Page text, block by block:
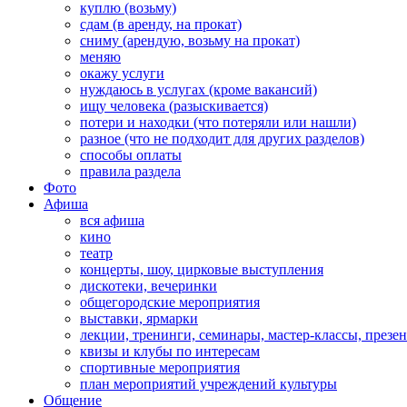
куплю (возьму)
сдам (в аренду, на прокат)
сниму (арендую, возьму на прокат)
меняю
окажу услуги
нуждаюсь в услугах (кроме вакансий)
ищу человека (разыскивается)
потери и находки (что потеряли или нашли)
разное (что не подходит для других разделов)
способы оплаты
правила раздела
Фото
Афиша
вся афиша
кино
театр
концерты, шоу, цирковые выступления
дискотеки, вечеринки
общегородские мероприятия
выставки, ярмарки
лекции, тренинги, семинары, мастер-классы,
квизы и клубы по интересам
спортивные мероприятия
план мероприятий учреждений культуры
Общение